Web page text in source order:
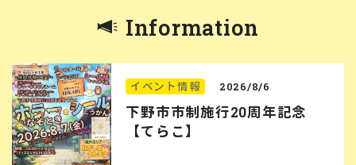
Information
イベント情報 2026/8/6
下野市市制施行20周年記念
【てらこ】